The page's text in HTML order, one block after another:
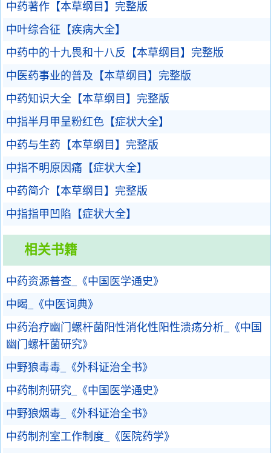
中药著作【本草纲目】完整版
中叶综合征【疾病大全】
中药中的十九畏和十八反【本草纲目】完整版
中医药事业的普及【本草纲目】完整版
中药知识大全【本草纲目】完整版
中指半月甲呈粉红色【症状大全】
中药与生药【本草纲目】完整版
中指不明原因痛【症状大全】
中药简介【本草纲目】完整版
中指指甲凹陷【症状大全】
相关书籍
中药资源普查_《中国医学通史》
中暍_《中医词典》
中药治疗幽门螺杆菌阳性消化性阳性溃疡分析_《中国
幽门螺杆菌研究》
中野狼毒毒_《外科证治全书》
中药制剂研究_《中国医学通史》
中野狼烟毒_《外科证治全书》
中药制剂室工作制度_《医院药学》